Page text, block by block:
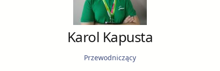
Karol Kapusta
Przewodniczący